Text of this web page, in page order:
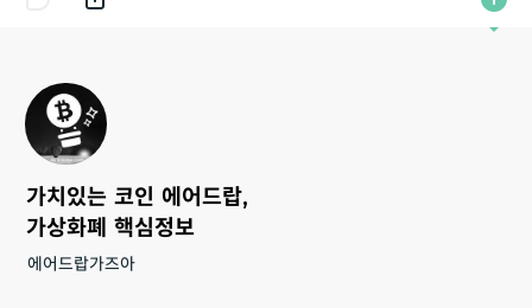
가치있는 코인 에어드랍,
가상화폐 핵심정보
에어드랍가즈아